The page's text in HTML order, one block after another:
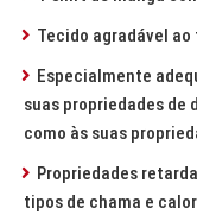
Tecido agradável
Especialmente
suas propriedades
como às suas
Propriedades
tipos de chama e